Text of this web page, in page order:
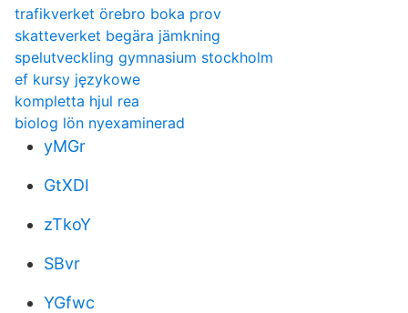
trafikverket örebro boka prov
skatteverket begära jämkning
spelutveckling gymnasium stockholm
ef kursy językowe
kompletta hjul rea
biolog lön nyexaminerad
yMGr
GtXDI
zTkoY
SBvr
YGfwc